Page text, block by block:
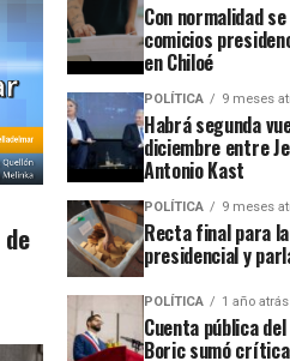
Con normalidad
comicios
en Chiloé
POLÍTICA 9 meses
Habrá segunda
diciembre entre
Antonio Kast
POLÍTICA 9 meses
Recta final para
presidencial y
POLÍTICA 1 año atrás
Cuenta pública
Boric sumó